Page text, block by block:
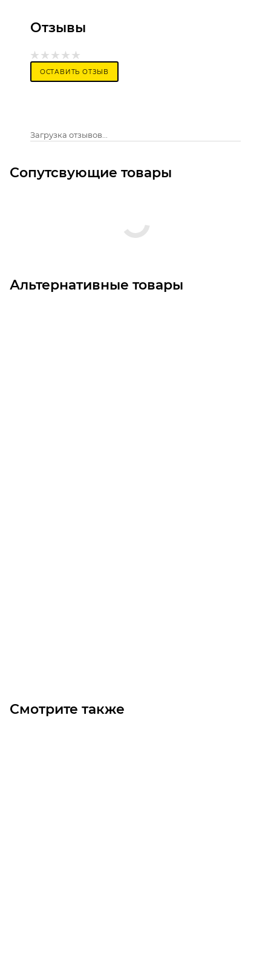
Отзывы
ОСТАВИТЬ ОТЗЫВ
Загрузка отзывов...
Сопутсвующие товары
Альтернативные товары
Смотрите также